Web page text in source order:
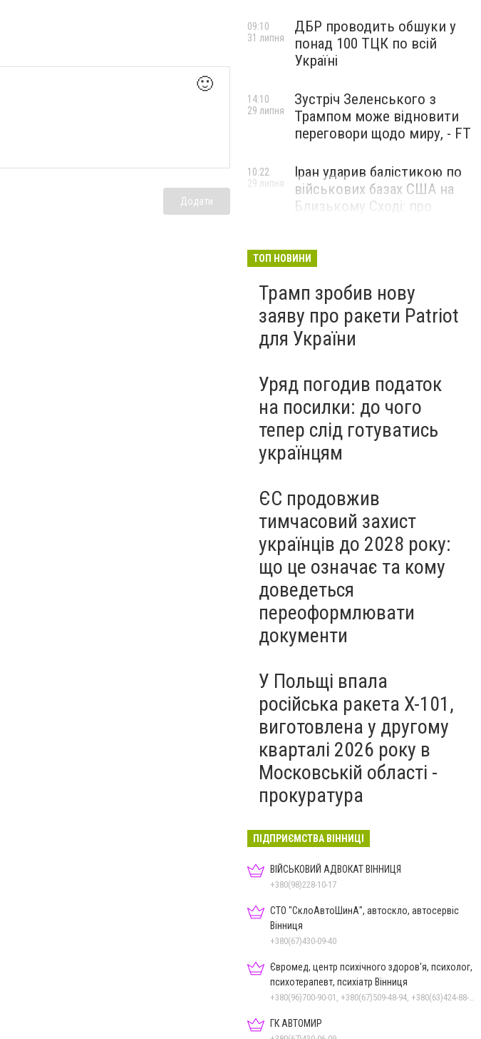
🙂
Додати
ДБР проводить обшуки у
понад 100 ТЦК по всій
Україні
09:10
31 липня
Зустріч Зеленського з
Трампом може відновити
переговори щодо миру, - FT
14:10
29 липня
Іран ударив балістикою по
військових базах США на
Близькому Сході: про
10:22
29 липня
ТОП НОВИНИ
Трамп зробив нову
заяву про ракети Patriot
для України
Уряд погодив податок
на посилки: до чого
тепер слід готуватись
українцям
ЄС продовжив
тимчасовий захист
українців до 2028 року:
що це означає та кому
доведеться
переоформлювати
документи
У Польщі впала
російська ракета X-101,
виготовлена у другому
кварталі 2026 року в
Московській області -
прокуратура
ПІДПРИЄМСТВА ВІННИЦІ
ВІЙСЬКОВИЙ АДВОКАТ ВІННИЦЯ
+380(98)228-10-17
СТО "СклоАвтоШинА", автоскло, автосервіс
Вінниця
+380(67)430-09-40
Євромед, центр психічного здоров'я, психолог,
психотерапевт, психіатр Вінниця
+380(96)700-90-01, +380(67)509-48-94, +380(63)424-88-30
ГК АВТОМИР